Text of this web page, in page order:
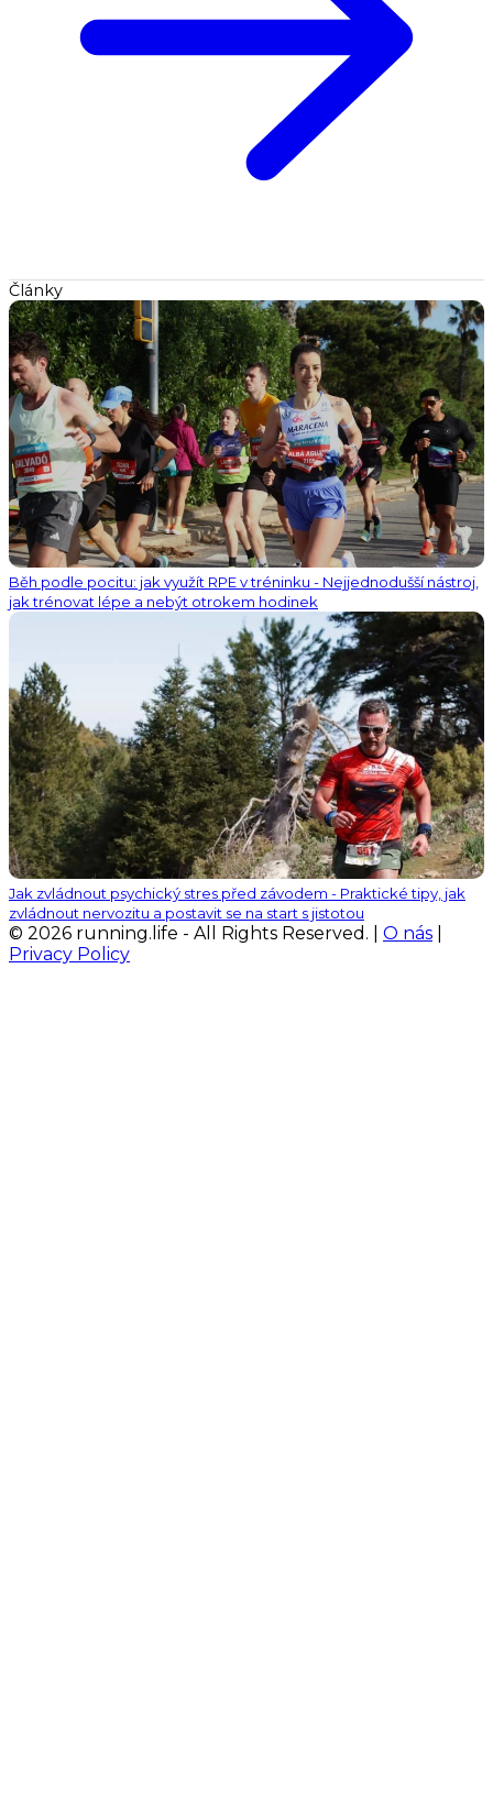
Články
Běh podle pocitu: jak využít RPE v tréninku - Nejjednodušší nástroj,
jak trénovat lépe a nebýt otrokem hodinek
Jak zvládnout psychický stres před závodem - Praktické tipy, jak
zvládnout nervozitu a postavit se na start s jistotou
© 2026 running.life - All Rights Reserved. | O nás
Privacy Policy